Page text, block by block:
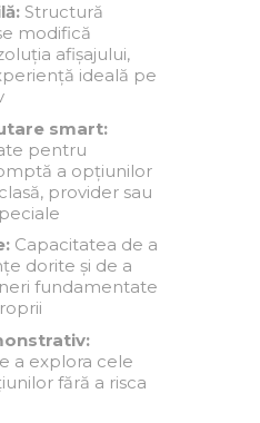
Structură
modifică
afișajului,
ideală pe
smart:
pentru
a opțiunilor
provider sau
Capacitatea de a
dorite și de a
fundamentate
a explora cele
fără a risca